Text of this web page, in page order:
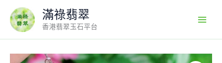
content
滿祿翡翠
香港翡翠玉石平台
【天